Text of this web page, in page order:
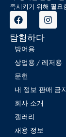
족시키기 위해 필요
탐험하다
방어용
상업용 / 레저용
문헌
내 정보 판매 금
회사 소개
갤러리
채용 정보